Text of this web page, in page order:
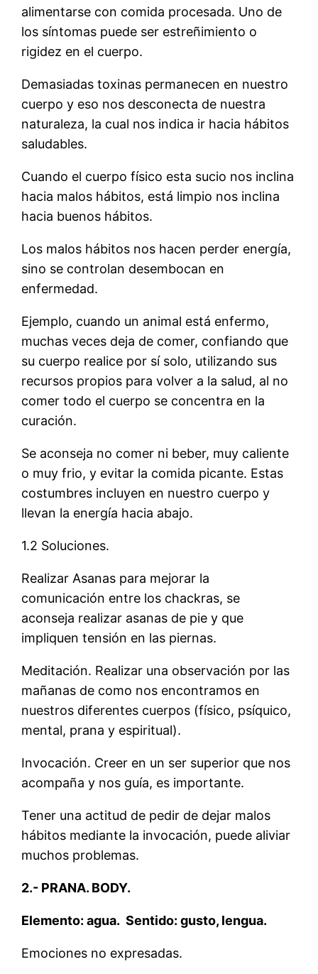
alimentarse con comida procesada. Uno de
los síntomas puede ser estreñimiento o
rigidez en el cuerpo.
Demasiadas toxinas permanecen en nuestro
cuerpo y eso nos desconecta de nuestra
naturaleza, la cual nos indica ir hacia hábitos
saludables.
Cuando el cuerpo físico esta sucio nos inclina
hacia malos hábitos, está limpio nos inclina
hacia buenos hábitos.
Los malos hábitos nos hacen perder energía,
sino se controlan desembocan en
enfermedad.
Ejemplo, cuando un animal está enfermo,
muchas veces deja de comer, confiando que
su cuerpo realice por sí solo, utilizando sus
recursos propios para volver a la salud, al no
comer todo el cuerpo se concentra en la
curación.
Se aconseja no comer ni beber, muy caliente
o muy frio, y evitar la comida picante. Estas
costumbres incluyen en nuestro cuerpo y
llevan la energía hacia abajo.
1.2 Soluciones.
Realizar Asanas para mejorar la
comunicación entre los chackras, se
aconseja realizar asanas de pie y que
impliquen tensión en las piernas.
Meditación. Realizar una observación por las
mañanas de como nos encontramos en
nuestros diferentes cuerpos (físico, psíquico,
mental, prana y espiritual).
Invocación. Creer en un ser superior que nos
acompaña y nos guía, es importante.
Tener una actitud de pedir de dejar malos
hábitos mediante la invocación, puede aliviar
muchos problemas.
2.- PRANA. BODY.
Elemento: agua. Sentido: gusto, lengua.
Emociones no expresadas.